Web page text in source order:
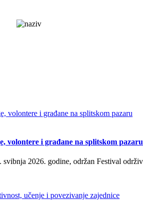
volontere i građane na splitskom pazaru
svibnja 2026. godine, održan Festival